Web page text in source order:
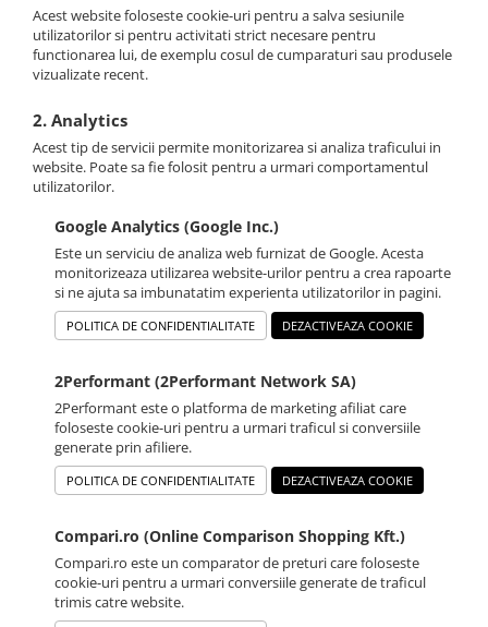
Acest website foloseste cookie-uri pentru a salva sesiunile
utilizatorilor si pentru activitati strict necesare pentru
functionarea lui, de exemplu cosul de cumparaturi sau produsele
vizualizate recent.
2. Analytics
Acest tip de servicii permite monitorizarea si analiza traficului in
website. Poate sa fie folosit pentru a urmari comportamentul
utilizatorilor.
Google Analytics (Google Inc.)
Este un serviciu de analiza web furnizat de Google. Acesta
monitorizeaza utilizarea website-urilor pentru a crea rapoarte
si ne ajuta sa imbunatatim experienta utilizatorilor in pagini.
POLITICA DE CONFIDENTIALITATE DEZACTIVEAZA COOKIE
2Performant (2Performant Network SA)
2Performant este o platforma de marketing afiliat care
foloseste cookie-uri pentru a urmari traficul si conversiile
generate prin afiliere.
POLITICA DE CONFIDENTIALITATE DEZACTIVEAZA COOKIE
Compari.ro (Online Comparison Shopping Kft.)
Compari.ro este un comparator de preturi care foloseste
cookie-uri pentru a urmari conversiile generate de traficul
trimis catre website.